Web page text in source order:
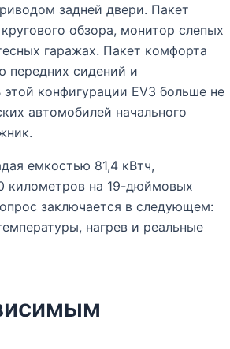
задней двери. Пакет
обзора, монитор слепых
гаражах. Пакет комфорта
передних сидений и
конфигурации EV3 больше не
автомобилей начального
емкостью 81,4 кВтч,
километров на 19-дюймовых
заключается в следующем:
нагрев и реальные